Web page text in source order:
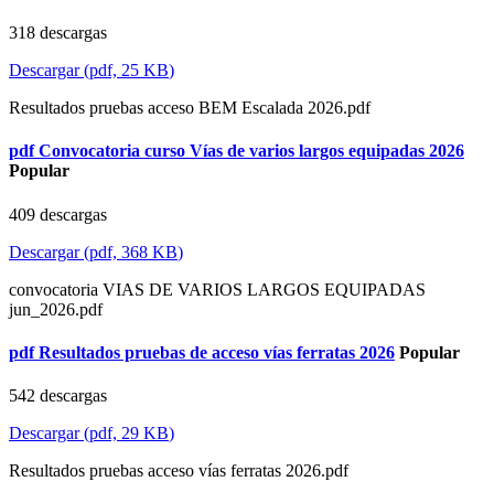
318 descargas
Descargar(pdf, 25 KB)
Resultados pruebas acceso BEM Escalada 2026.pdf
pdf Convocatoria curso Vías de varios largos equipadas 2026
Popular
409 descargas
Descargar(pdf, 368 KB)
convocatoria VIAS DE VARIOS LARGOS EQUIPADAS
jun_2026.pdf
pdf Resultados pruebas de acceso vías ferratas 2026 Popular
542 descargas
Descargar(pdf, 29 KB)
Resultados pruebas acceso vías ferratas 2026.pdf